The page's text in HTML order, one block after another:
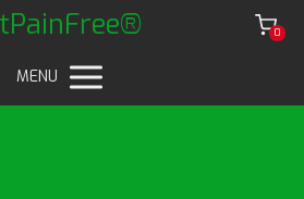
0
MENU